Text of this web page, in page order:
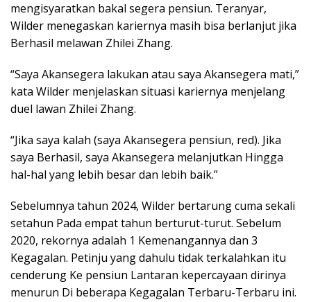
mengisyaratkan bakal segera pensiun. Teranyar,
Wilder menegaskan kariernya masih bisa berlanjut jika
Berhasil melawan Zhilei Zhang.
“Saya Akansegera lakukan atau saya Akansegera mati,”
kata Wilder menjelaskan situasi kariernya menjelang
duel lawan Zhilei Zhang.
“Jika saya kalah (saya Akansegera pensiun, red). Jika
saya Berhasil, saya Akansegera melanjutkan Hingga
hal-hal yang lebih besar dan lebih baik.”
Sebelumnya tahun 2024, Wilder bertarung cuma sekali
setahun Pada empat tahun berturut-turut. Sebelum
2020, rekornya adalah 1 Kemenangannya dan 3
Kegagalan. Petinju yang dahulu tidak terkalahkan itu
cenderung Ke pensiun Lantaran kepercayaan dirinya
menurun Di beberapa Kegagalan Terbaru-Terbaru ini.